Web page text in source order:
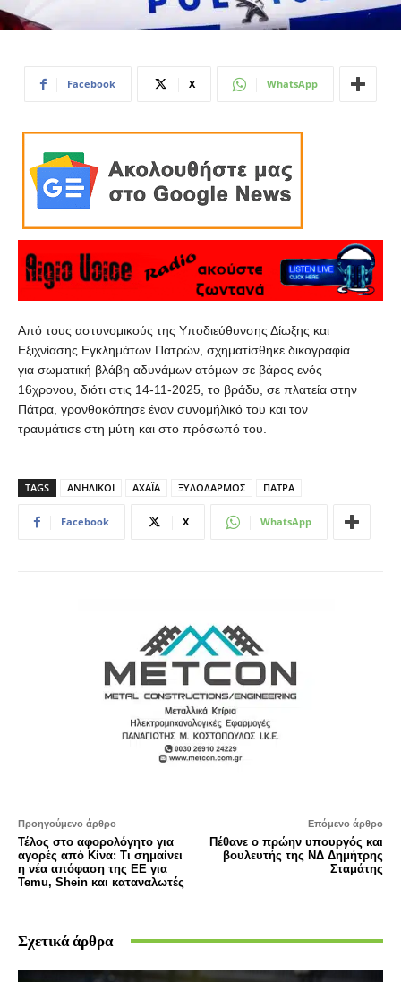
Facebook X WhatsApp
Από τους αστυνομικούς της Υποδιεύθυνσης Δίωξης και
Εξιχνίασης Εγκλημάτων Πατρών, σχηματίσθηκε δικογραφία
για σωματική βλάβη αδυνάμων ατόμων σε βάρος ενός
16χρονου, διότι στις 14-11-2025, το βράδυ, σε πλατεία στην
Πάτρα, γρονθοκόπησε έναν συνομήλικό του και τον
τραυμάτισε στη μύτη και στο πρόσωπό του.
TAGS ΑΝΗΛΙΚΟΙ ΑΧΑΪΑ ΞΥΛΟΔΑΡΜΟΣ ΠΑΤΡΑ
Facebook X WhatsApp
Προηγούμενο άρθρο
Τέλος στο αφορολόγητο για
αγορές από Κίνα: Τι σημαίνει
η νέα απόφαση της ΕΕ για
Temu, Shein και καταναλωτές
Επόμενο άρθρο
Πέθανε ο πρώην υπουργός και
βουλευτής της ΝΔ Δημήτρης
Σταμάτης
Σχετικά άρθρα